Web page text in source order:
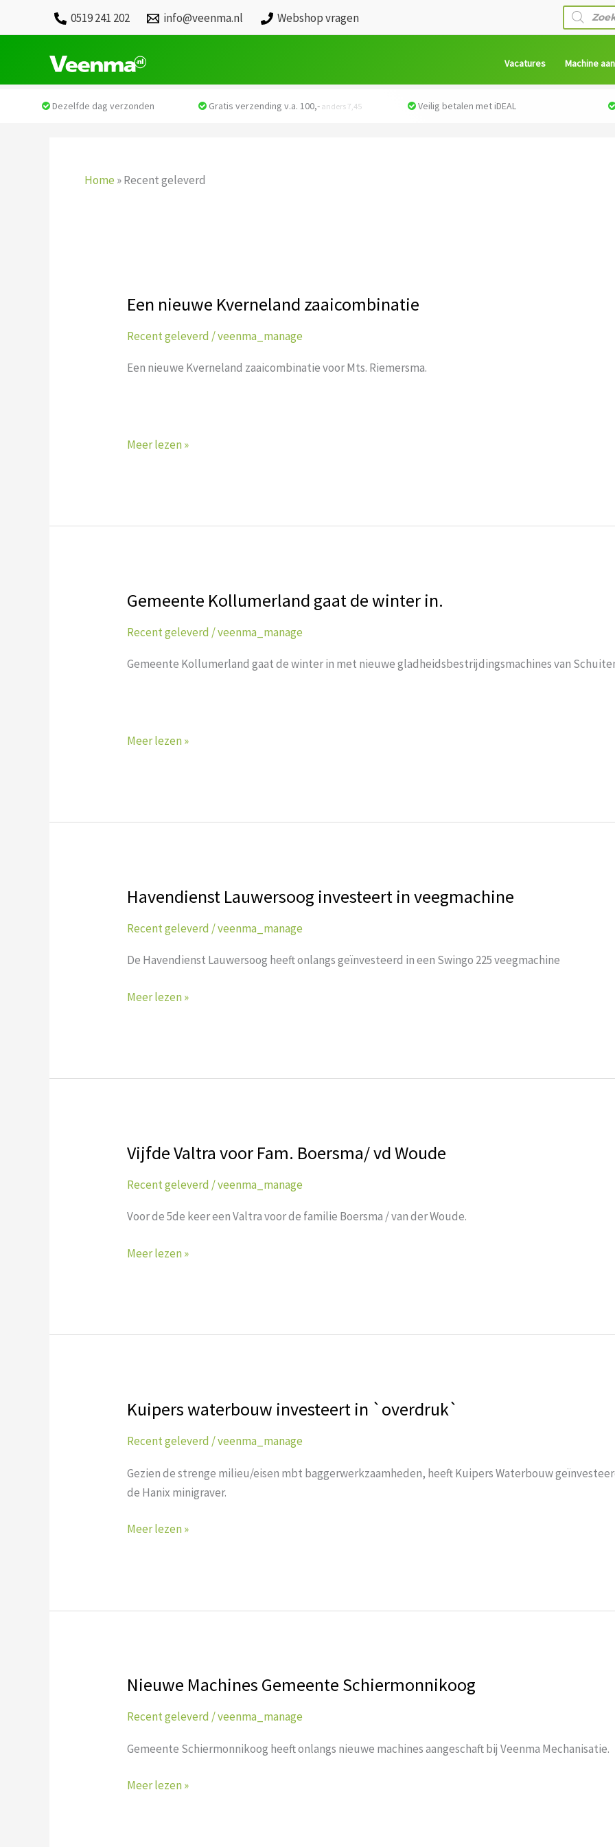
0519 241 202 info@veenma.nl Webshop vragen zoeken
Vacatures Machine
Home »Recent geleverd
Een nieuwe Kverneland zaaicombinatie
Recent geleverd /veenma_manage
Een nieuwe Kverneland zaaicombinatie voor Mts. Riemersma.
Een
Kverneland
zaaicombinatie
Meer lezen »
Gemeente Kollumerland gaat de winter in.
Recent geleverd /veenma_manage
Gemeente Kollumerland gaat de winter in met nieuwe gladheidsbestrijdingsmachines van
Gemeente
gaat
Meer lezen »
Havendienst Lauwersoog investeert in veegmachine
Recent geleverd /veenma_manage
De Havendienst Lauwersoog heeft onlangs geïnvesteerd in een Swingo 225 veegmachine
Havendienst
investeert
Meer lezen »
Vijfde Valtra voor Fam. Boersma/ vd Woude
Recent geleverd /veenma_manage
Voor de 5de keer een Valtra voor de familie Boersma / van der Woude.
Vijfde
voor
vd
Meer lezen »
Kuipers waterbouw investeert in `overdruk`
Recent geleverd /veenma_manage
Gezien de strenge milieu/eisen mbt baggerwerkzaamheden, heeft Kuipers Waterbouw
de Hanix minigraver.
Kuipers
investeert
Meer lezen »
Nieuwe Machines Gemeente Schiermonnikoog
Recent geleverd/veenma_manage
Gemeente Schiermonnikoog heeft onlangs nieuwe machines aangeschaft bij Veenma Mechanisatie.
Nieuwe
Gemeente
Meer lezen »
Dezelfde dag verzonden Gratis verzending v.a. 100,-anders 7,45 Veilig betalen met iDEAL